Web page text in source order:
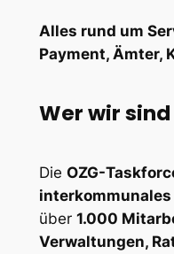
Alles rund um
Payment, Ämter,
Wer wir sind
Die OZG-
über 1.000
Verwaltungen,